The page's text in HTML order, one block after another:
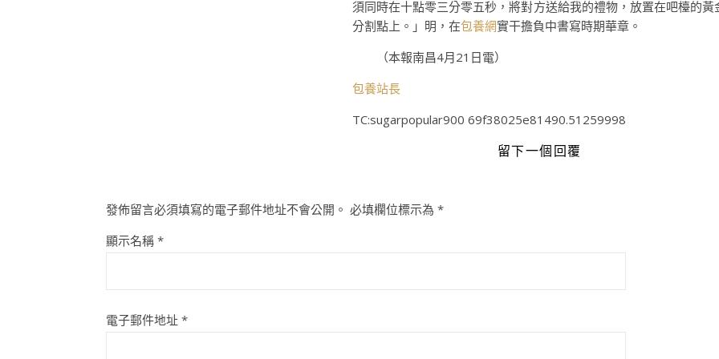
須同時在十點零三分零五秒，將對方送給我的禮物，放置在吧檯的黃
分割點上。」明，在包養網實干擔負中書寫時期華章。
（本報南昌4月21日電）
包養站長
TC:sugarpopular900 69f38025e81490.51259998
留下一個回覆
發佈留言必須填寫的電子郵件地址不會公開。 必填欄位標示為 *
顯示名稱 *
電子郵件地址 *